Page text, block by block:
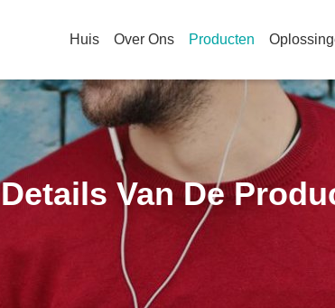
Huis Over Ons Producten
Details Van De